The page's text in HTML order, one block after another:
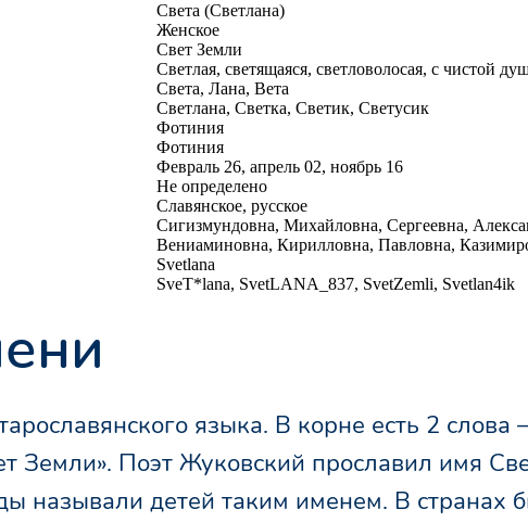
Света (Светлана)
Женское
Свет Земли
Светлая, светящаяся, светловолосая, с чистой
Света, Лана, Вета
Светлана, Светка, Светик, Светусик
Фотиния
Фотиния
Февраль 26, апрель 02, ноябрь 16
Не определено
Славянское, русское
Сигизмундовна, Михайловна, Сергеевна,
Вениаминовна, Кирилловна, Павловна,
Svetlana
SveT*lana, SvetLANA_837, SvetZemli, Svetlan4ik
языка. В корне есть 2 слова –
Земли». Поэт Жуковский прославил имя
называли детей таким именем. В странах